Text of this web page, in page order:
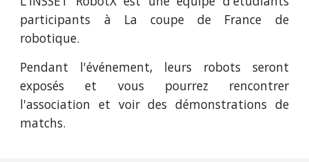
participants à La coupe de France de
robotique.
Pendant l'événement, leurs robots seront
exposés et vous pourrez rencontrer
l'association et voir des démonstrations de
matchs.